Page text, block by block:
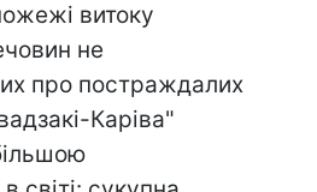
витоку
не
про постраждалих
Каріва"